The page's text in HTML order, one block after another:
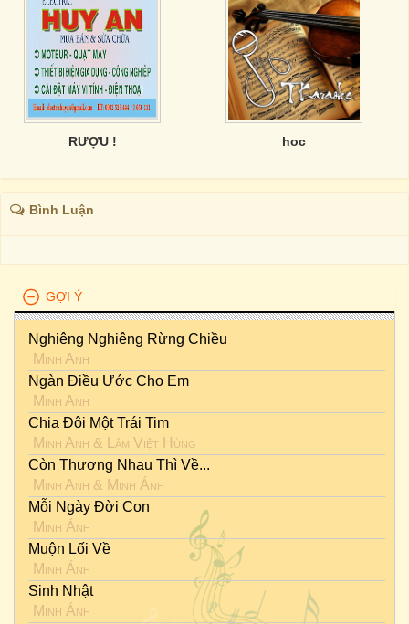
RƯỢU ! hoc
Bình Luận
GỢI Ý
Nghiêng Nghiêng Rừng Chiều
Minh Anh
Ngàn Điều Ước Cho Em
Minh Anh
Chia Đôi Một Trái Tim
Minh Anh &
Lâm Việt Hùng
Còn Thương Nhau Thì Về...
Minh Anh & Minh Ánh
Mỗi Ngày Đời Con
Minh Ánh
Muộn Lối Về
Minh Ánh
Sinh Nhật
Minh Ánh